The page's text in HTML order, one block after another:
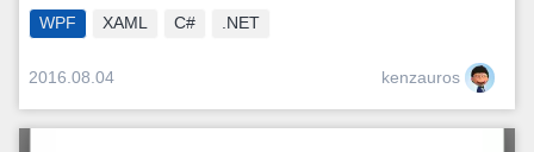
WPF XAML C# .NET
2016.08.04 kenzauros